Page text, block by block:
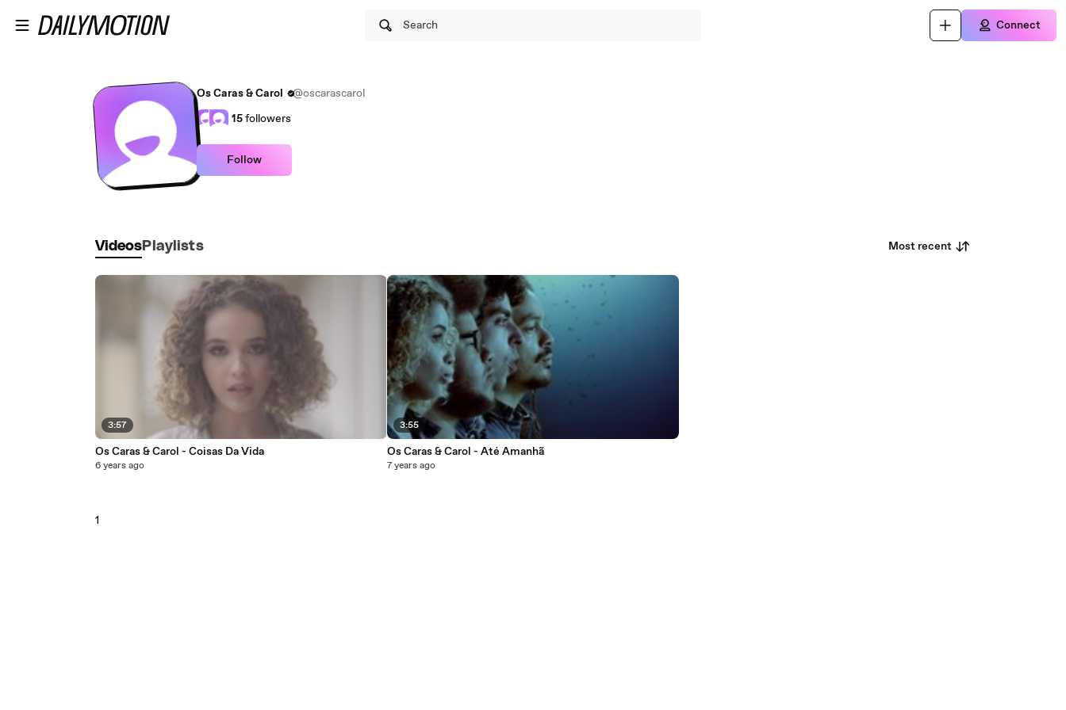
Search Connect
Os Caras & Carol
@oscarascarol
15followers
Follow
Videos Playlists Most recent
3:57
Os Caras & Carol - Coisas Da Vida
6 years ago
3:55
Os Caras & Carol - Até Amanhã
7 years ago
1